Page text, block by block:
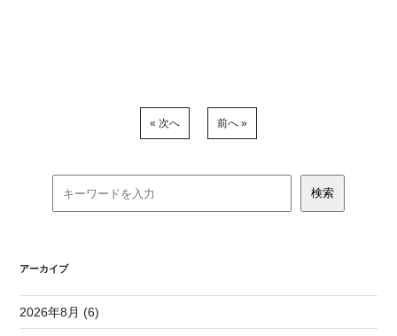
« 次へ 前へ »
アーカイブ
2026年8月 (6)